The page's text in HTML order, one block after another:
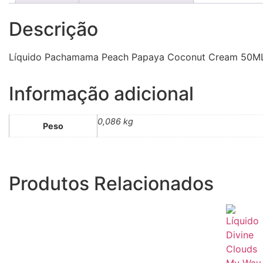
Descrição
Líquido Pachamama Peach Papaya Coconut Cream
Informação adicional
Peso 0,086 kg
Produtos Relacionados